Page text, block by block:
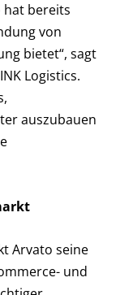
hat bereits
von
bietet“, sagt
Logistics.
auszubauen
Arvato seine
und